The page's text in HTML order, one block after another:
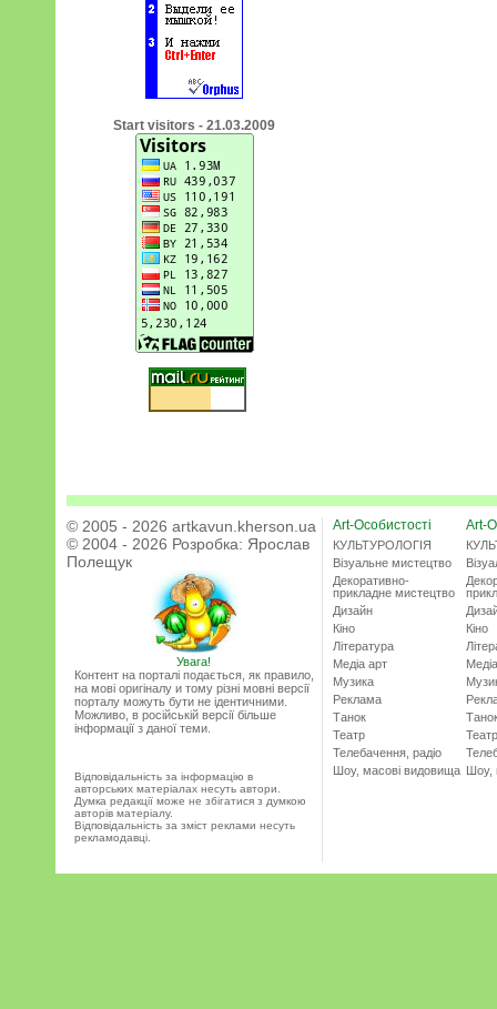
Start visitors - 21.03.2009
© 2005 - 2026 artkavun.kherson.ua
© 2004 - 2026 Розробка: Ярослав
Полещук
Увага!
Контент на порталі подається, як правило,
на мові оригіналу и тому різні мовні версії
порталу можуть бути не ідентичними.
Можливо, в російській версії більше
інформації з даної теми.
Відповідальність за інформацію в
авторських матеріалах несуть автори.
Думка редакції може не збігатися з думкою
авторів матеріалу.
Відповідальність за зміст реклами несуть
рекламодавці.
Art-Особистості
КУЛЬТУРОЛОГІЯ
Візуальне мистецтво
Декоративно-
прикладне мистецтво
Дизайн
Кіно
Література
Медіа арт
Музика
Реклама
Танок
Театр
Телебачення, радіо
Шоу, масові видовища
Art-
Кіно
Театр
Шоу,